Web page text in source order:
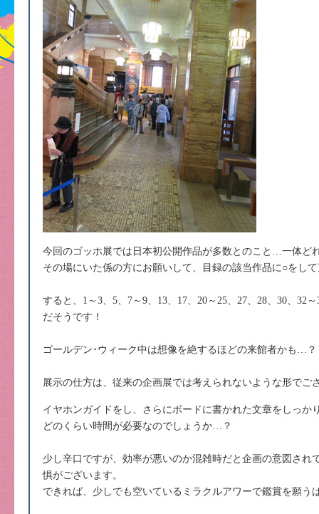
今回のゴッホ展では日本初公開作品が多数とのこと…一体ど
その場にいた係の方にお願いして、目録の該当作品に○をし
すると、1～3、5、7～9、13、17、20～25、27、28、30、32
だそうです！
ゴールデン･ウィーク中は想像を絶するほどの来館者かも…？
展示の仕方は、従来の企画展では考えられないような形でご
イヤホンガイドをし、さらにボードに書かれた文章をしっか
どのくらい時間が必要なのでしょうか…？
少し辛口ですが、効率が悪いのか混雑時だと企画の意図され
惧がございます。
できれば、少しでも空いているミラクルアワーで鑑賞を願う